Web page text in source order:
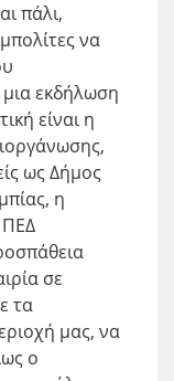
πάλι,
να
εκδήλωση
είναι η
ως Δήμος
η
ΠΕΔ
σε
τα
μας, να
ο